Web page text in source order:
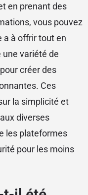
en prenant des
vous pouvez
a à offrir tout en
variété de
créer des
Ces
la simplicité et
diverses
les plateformes
pour les moins